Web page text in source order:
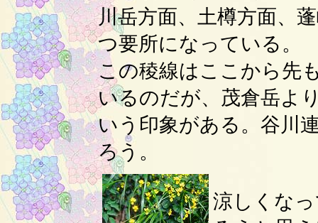
川岳方面、土樽方面、
つ要所になっている。
この稜線はここから先
いるのだが、茂倉岳よ
いう印象がある。谷川
ろう。
涼しくな